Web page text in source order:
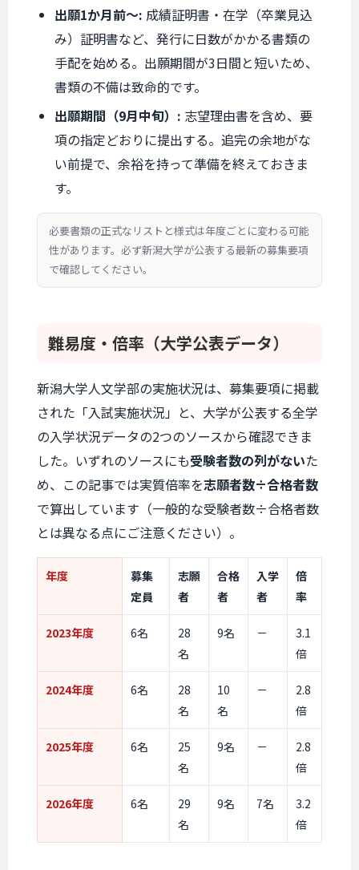
出願1か月前〜: 成績証明書・在学（卒業見込
み）証明書など、発行に日数がかかる書類の
手配を始める。出願期間が3日間と短いため、
書類の不備は致命的です。
出願期間（9月中旬）: 志望理由書を含め、要
項の指定どおりに提出する。追完の余地がな
い前提で、余裕を持って準備を終えておきま
す。
必要書類の正式なリストと様式は年度ごとに変わる可能
性があります。必ず新潟大学が公表する最新の募集要項
で確認してください。
難易度・倍率 （大学公表データ）
新潟大学人文学部の実施状況は、募集要項に掲載
された「入試実施状況」と、大学が公表する全学
の入学状況データの2つのソースから確認できま
した。いずれのソースにも受験者数の列がないた
め、この記事では実質倍率を志願者数÷合格者数
で算出しています（一般的な受験者数÷合格者数
とは異なる点にご注意ください）。
年度
募集
定員
志願
者
合格
者
入学
者
倍
率
2023年度 6名
28
名
9名 －
3.1
倍
2024年度 6名
28
名
10
名
－
2.8
倍
2025年度 6名
25
名
9名 －
2.8
倍
2026年度 6名
29
名
9名 7名
3.2
倍